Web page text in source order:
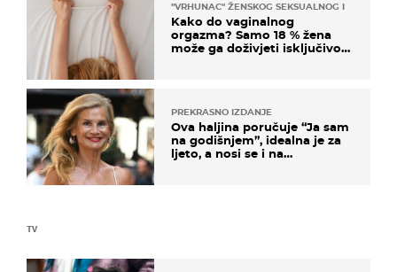
TV
"VRHUNAC" ŽENSKOG SEKSUALNOG ISKUSTVA
Kako do vaginalnog
orgazma? Samo 18 % žena
može ga doživjeti isključivo
PREKRASNO IZDANJE
Ova haljina poručuje “Ja sam
na godišnjem”, idealna je za
ljeto, a nosi se i na